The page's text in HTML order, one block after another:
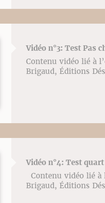
Vidéo n°3: Test Pas
Contenu vidéo lié à
Brigaud, Éditions
Vidéo n°4: Test
Contenu vidéo lié
Brigaud, Éditions